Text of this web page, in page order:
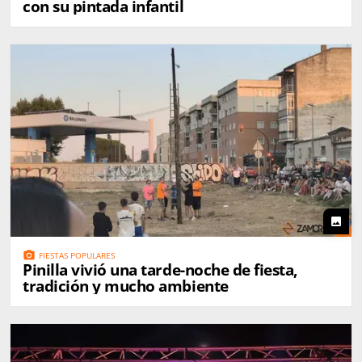
con su pintada infantil
photo
photo_camera FIESTAS POPULARES
Pinilla vivió una tarde-noche de fiesta,
tradición y mucho ambiente